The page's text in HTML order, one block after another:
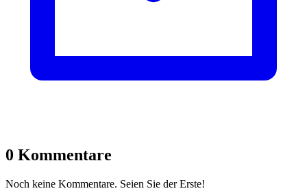
0 Kommentare
Noch keine Kommentare. Seien Sie der Erste!